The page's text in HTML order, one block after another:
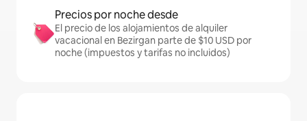
Precios por noche desde
El precio de los alojamientos de alquiler
vacacional en Bezirgan parte de $10 USD por
noche (impuestos y tarifas no incluidos)